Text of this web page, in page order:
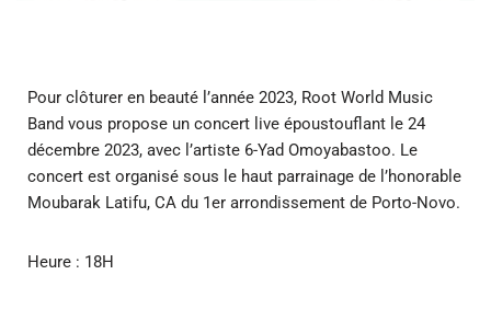
Pour clôturer en beauté l’année 2023, Root World Music
Band vous propose un concert live époustouflant le 24
décembre 2023, avec l’artiste 6-Yad Omoyabastoo. Le
concert est organisé sous le haut parrainage de l’honorable
Moubarak Latifu, CA du 1er arrondissement de Porto-Novo.
Heure : 18H